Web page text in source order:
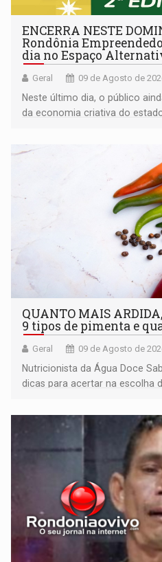
ENCERRA NESTE
Rondônia
dia no Espaço
Geral 09 de Agosto de
Neste último dia, o público
da economia criativa do
QUANTO MAIS
9 tipos de pimenta e
Geral 09 de Agosto de
Nutricionista da Água Doce
dicas para acertar na escolha